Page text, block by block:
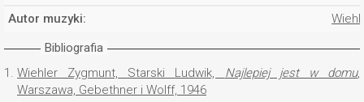
Autor muzyki:
Bibliografia
1. Wiehler Zygmunt, Starski Ludwik, Najlepiej jest w domu,
Warszawa, Gebethner i Wolff, 1946